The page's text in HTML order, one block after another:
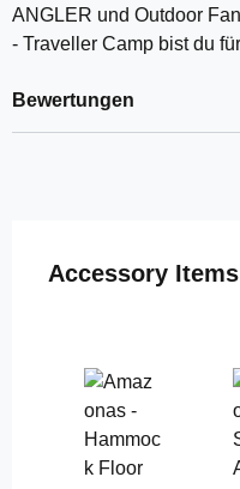
ANGLER und Outdoor
- Traveller Camp bist du
Bewertungen
Produktgalerie
Accessory Items